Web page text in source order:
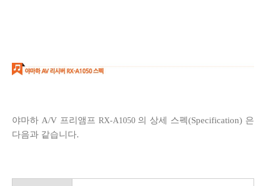
야마하 A/V 프리앰프 RX-A1050 의 상세 스펙(Specification) 은
다음과 같습니다.